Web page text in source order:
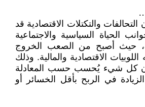
والتكتلات الاقتصادية قد
الحياة السياسية والاجتماعية
حيث أصبح من الصعب الخروج
الاقتصادية والمالية. وذلك
كل شيء يُحسب حسب المعادلة
في الربح بأقل الخسائر أو